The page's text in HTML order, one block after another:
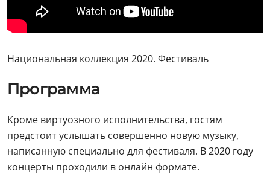
Национальная коллекция 2020. Фестиваль
Программа
Кроме виртуозного исполнительства, гостям
предстоит услышать совершенно новую музыку,
написанную специально для фестиваля. В 2020 году
концерты проходили в онлайн формате.